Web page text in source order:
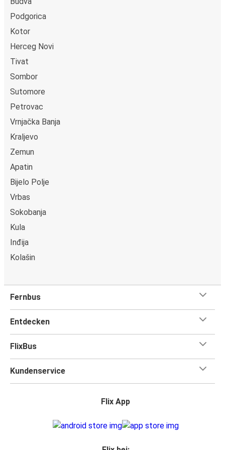
Podgorica
Kotor
Herceg Novi
Tivat
Sombor
Sutomore
Petrovac
Vrnjačka Banja
Kraljevo
Zemun
Apatin
Bijelo Polje
Vrbas
Sokobanja
Kula
Inđija
Kolašin
Fernbus
Entdecken
FlixBus
Kundenservice
Flix App